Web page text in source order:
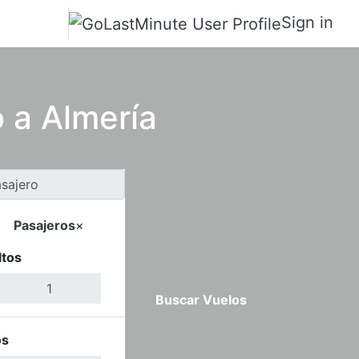
Sign in
Almería
Pasajeros×
Buscar Vuelos